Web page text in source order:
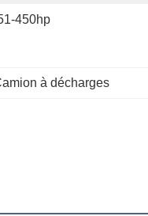
450hp
à décharges